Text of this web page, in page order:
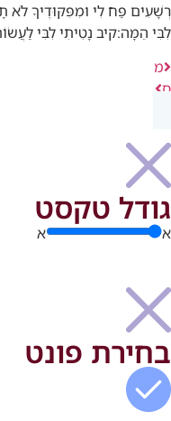
רְשָׁעִים פַּח לִי וּמִפִּקּוּדֶיךָ לֹא
לִבִּי הֵמָּה:קיב נָטִיתִי לִבִּי
מ
ס
גודל טקסט
א א
בחירת פונט